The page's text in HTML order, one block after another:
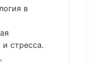
в
стресса.